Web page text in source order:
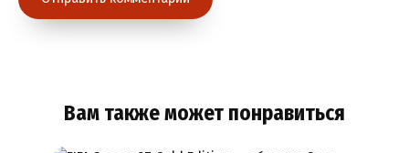
Вам также может понравиться